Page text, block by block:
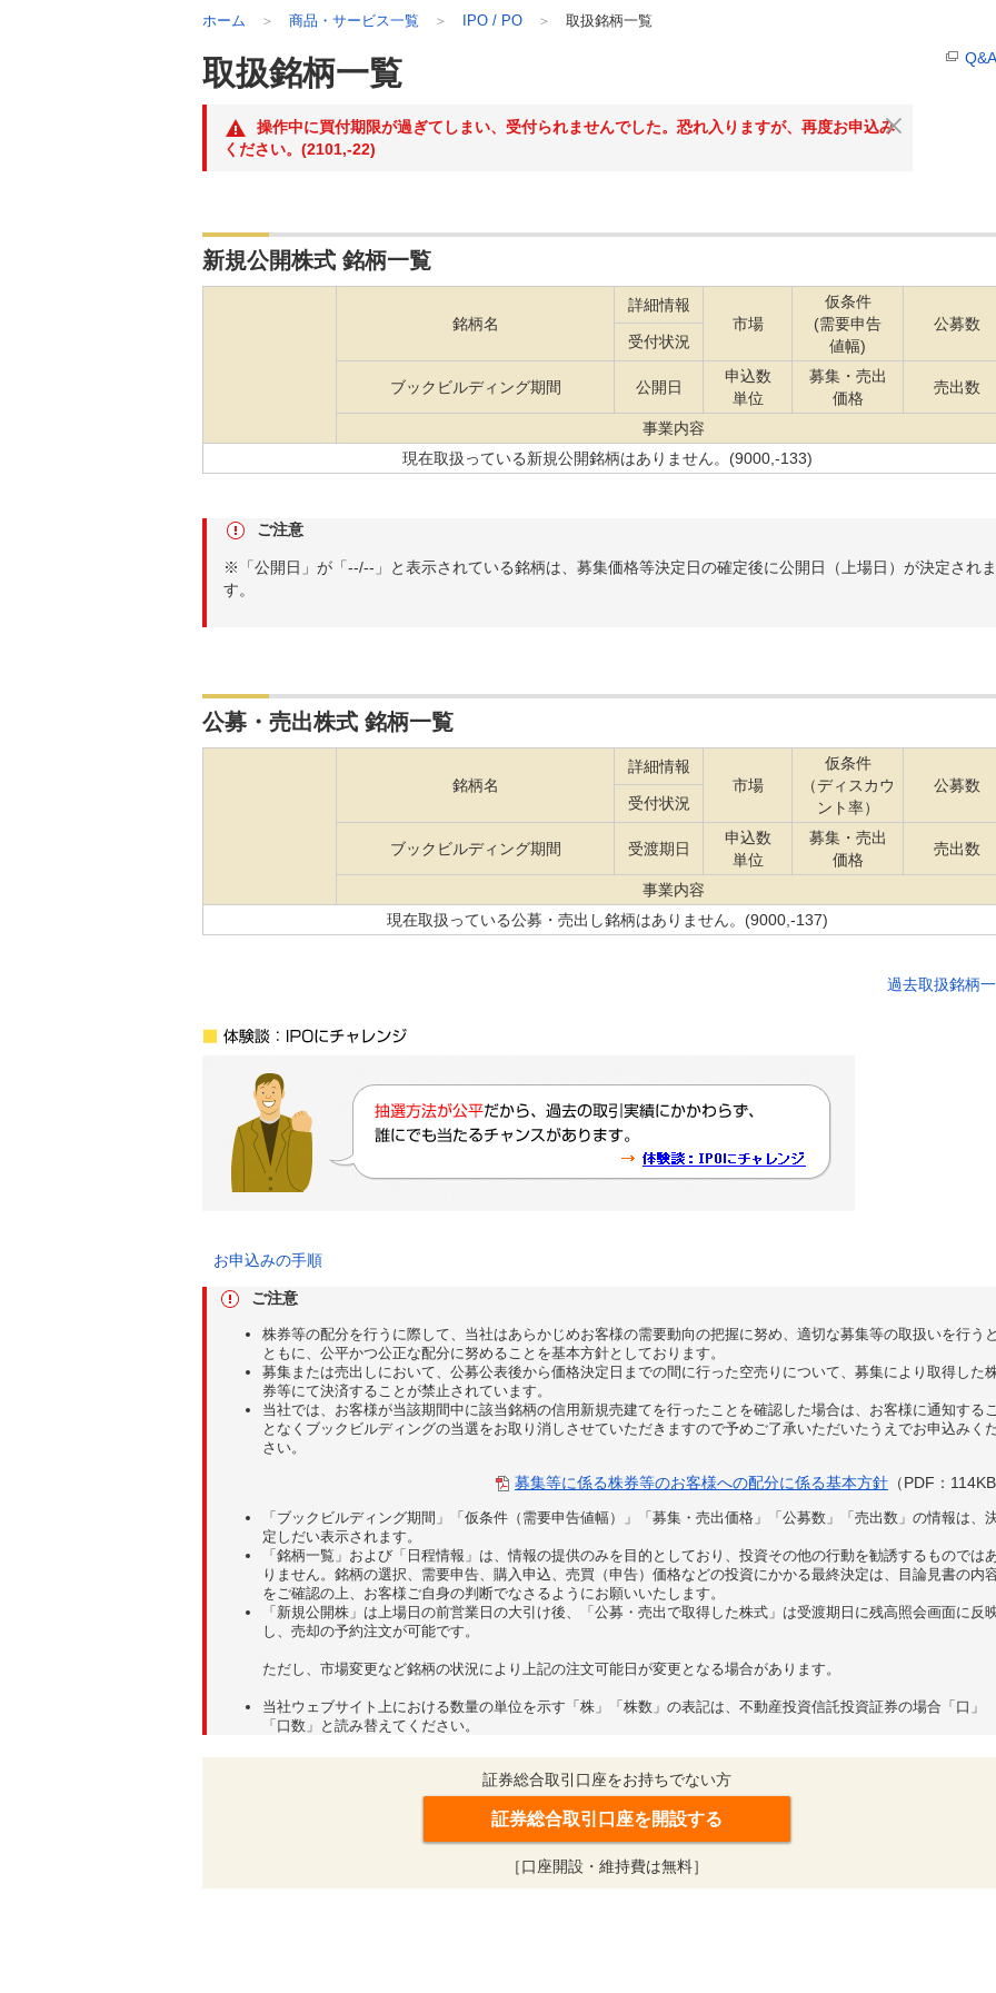
ホーム 商品・サービス一覧 IPO / PO 取扱銘柄一覧
取扱銘柄一覧
操作中に買付期限が過ぎてしまい、受付られませんでした。恐れ入りますが、再度お申込み
ください。(2101,-22)
新規公開株式 銘柄一覧
銘柄名
詳細情報
市場
仮条件
(需要申告
値幅)
公募数
受付状況
ブックビルディング期間 公開日
申込数
単位
募集・売出
価格
売出数
事業内容
現在取扱っている新規公開銘柄はありません。(9000,-133)
ご注意
※「公開日」が「--/--」と表示されている銘柄は、募集価格等決定日の確定後に公開日（上場日）が決定されま
す。
公募・売出株式 銘柄一覧
銘柄名
詳細情報
市場
仮条件
（ディスカウ
ント率）
公募数
受付状況
ブックビルディング期間 受渡期日
申込数
単位
募集・売出
価格
売出数
事業内容
現在取扱っている公募・売出し銘柄はありません。(9000,-137)
過去取扱銘柄
お申込みの手順
ご注意
株券等の配分を行うに際して、当社はあらかじめお客様の需要動向の把握に努め、適切な募集等の取扱いを行う
ともに、公平かつ公正な配分に努めることを基本方針としております。
募集または売出しにおいて、公募公表後から価格決定日までの間に行った空売りについて、募集により取得した
券等にて決済することが禁止されています。
当社では、お客様が当該期間中に該当銘柄の信用新規売建てを行ったことを確認した場合は、お客様に通知する
となくブックビルディングの当選をお取り消しさせていただきますので予めご了承いただいたうえでお申込みく
さい。
募集等に係る株券等のお客様への配分に係る基本方針 （PDF：
「ブックビルディング期間」「仮条件（需要申告値幅）」「募集・売出価格」「公募数」「売出数」の情報は、
定しだい表示されます。
「銘柄一覧」および「日程情報」は、情報の提供のみを目的としており、投資その他の行動を勧誘するものでは
りません。銘柄の選択、需要申告、購入申込、売買（申告）価格などの投資にかかる最終決定は、目論見書の内
をご確認の上、お客様ご自身の判断でなさるようにお願いいたします。
「新規公開株」は上場日の前営業日の大引け後、「公募・売出で取得した株式」は受渡期日に残高照会画面に反
し、売却の予約注文が可能です。
ただし、市場変更など銘柄の状況により上記の注文可能日が変更となる場合があります。
当社ウェブサイト上における数量の単位を示す「株」「株数」の表記は、不動産投資信託投資証券の場合「口」
「口数」と読み替えてください。
証券総合取引口座をお持ちでない方
証券総合取引口座を開設する
［口座開設・維持費は無料］